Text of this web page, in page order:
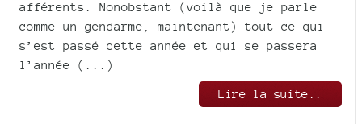
afférents. Nonobstant (voilà que je parle
comme un gendarme, maintenant) tout ce qui
s’est passé cette année et qui se passera
l’année (...)
Lire la suite..